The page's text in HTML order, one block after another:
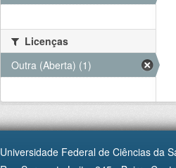
Licenças
Outra (Aberta) (1)
Universidade Federal de Ciências da